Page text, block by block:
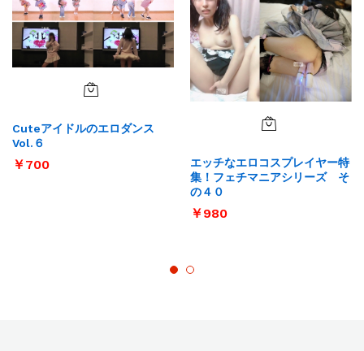
Cuteアイドルのエロダンス
Vol.６
￥700
エッチなエロコスプレイヤー特
集！フェチマニアシリーズ そ
の４０
￥980